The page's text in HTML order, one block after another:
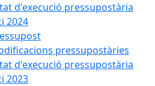
d'execució pressupostària
2024
pressupostàries
d'execució pressupostària
2023